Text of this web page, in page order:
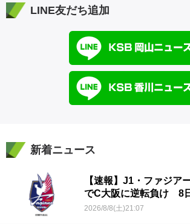
LINE友だち追加
新着ニュース
【速報】J1・ファジ
でC大阪に逆転負け 8
2026/8/8(土)21:07